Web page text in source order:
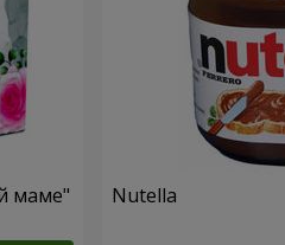
маме" Nutella